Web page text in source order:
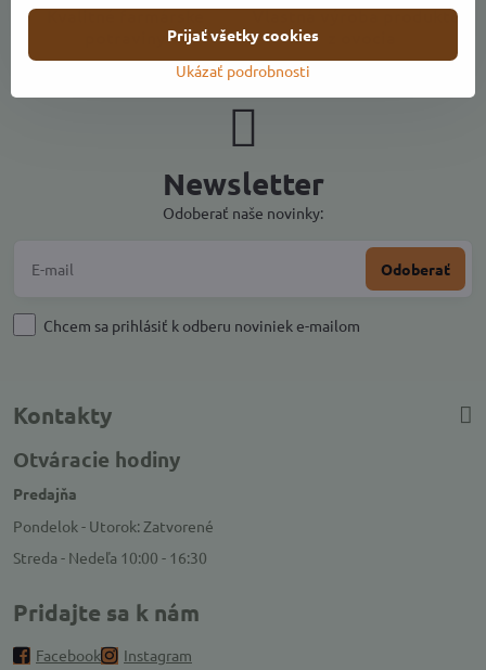
Kvalitné farmárske
Vlastná výroba produktov
Newsletter
Odoberať naše novinky:
Odoberať
Chcem sa prihlásiť k odberu noviniek e-mailom
Kontakty
Otváracie hodiny
Predajňa
Pondelok - Utorok: Zatvorené
Streda - Nedeľa 10:00 - 16:30
Pridajte sa k nám
Facebook Instagram
Ukázať podrobnosti
Prijať všetky cookies